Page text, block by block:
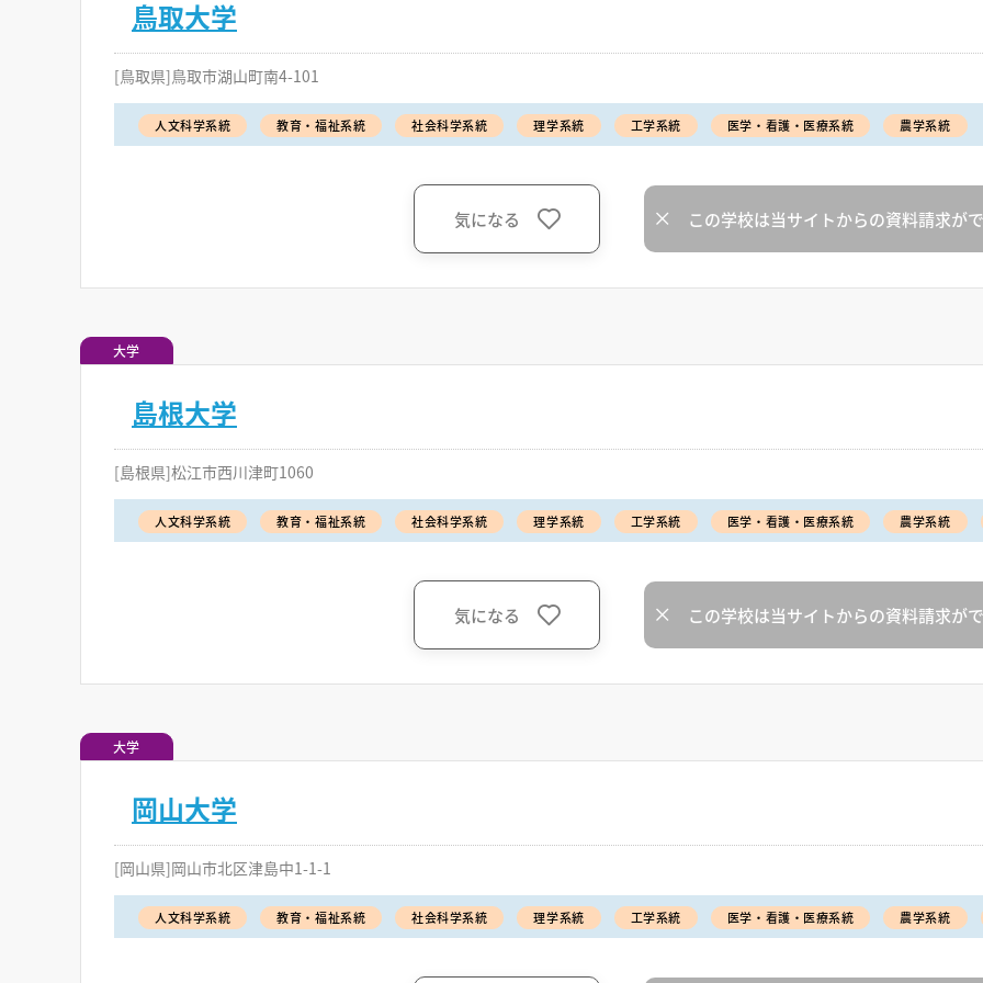
鳥取大学
[鳥取県]鳥取市湖山町南4-101
人文科学系統 教育・福祉系統 社会科学系統 理学系統 工学系統 医学・看護・医療系統 農学系統
気になる この学校は当サイトからの資料請求が
大学
島根大学
[島根県]松江市西川津町1060
人文科学系統 教育・福祉系統 社会科学系統 理学系統 工学系統 医学・看護・医療系統 農学系統
気になる この学校は当サイトからの資料請求が
大学
岡山大学
[岡山県]岡山市北区津島中1-1-1
人文科学系統 教育・福祉系統 社会科学系統 理学系統 工学系統 医学・看護・医療系統 農学系統